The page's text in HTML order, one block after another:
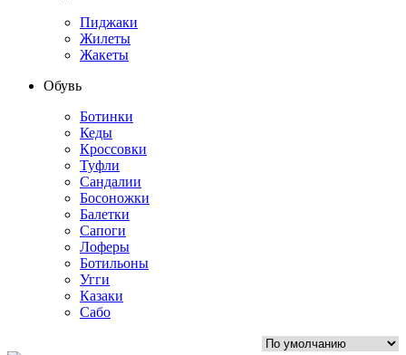
Пиджаки
Жилеты
Жакеты
Обувь
Ботинки
Кеды
Кроссовки
Туфли
Сандалии
Босоножки
Балетки
Сапоги
Лоферы
Ботильоны
Угги
Казаки
Сабо